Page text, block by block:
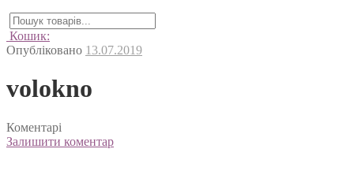
Кошик:
Опубліковано 13.07.2019
volokno
Коментарі
Залишити коментар